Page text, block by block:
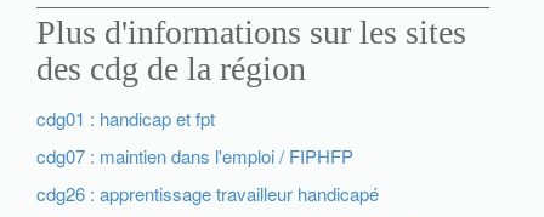
Plus d'informations sur les sites
des cdg de la région
cdg01 : handicap et fpt
cdg07 : maintien dans l'emploi / FIPHFP
cdg26 : apprentissage travailleur handicapé